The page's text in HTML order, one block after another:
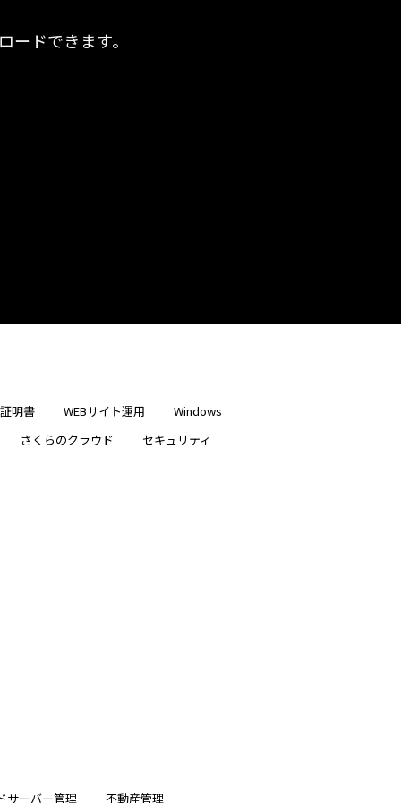
ードできます。
明書 WEBサイト運用
Windows
さくらのクラウド
セキュリティ
サーバー管理 不動産管理